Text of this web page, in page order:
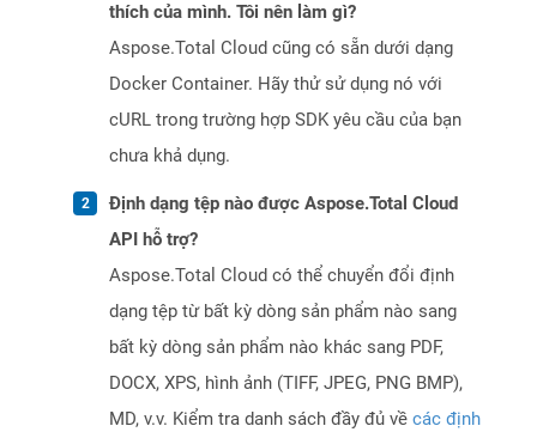
thích của mình. Tôi nên làm gì?
Aspose.Total Cloud cũng có sẵn dưới dạng
Docker Container. Hãy thử sử dụng nó với
cURL trong trường hợp SDK yêu cầu của bạn
chưa khả dụng.
Định dạng tệp nào được Aspose.Total Cloud
API hỗ trợ?
Aspose.Total Cloud có thể chuyển đổi định
dạng tệp từ bất kỳ dòng sản phẩm nào sang
bất kỳ dòng sản phẩm nào khác sang PDF,
DOCX, XPS, hình ảnh (TIFF, JPEG, PNG BMP),
MD, v.v. Kiểm tra danh sách đầy đủ về các định